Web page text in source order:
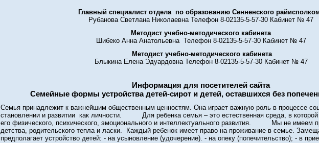
Главный специалист отдела по образованию Сенненского
Рубанова Светлана Николаевна Телефон 8-02135-5-57-30 Кабинет № 47
Методист учебно-методического кабинета
Шибеко Анна Анатольевна Телефон 8-02135-5-57-30 Кабинет № 47
Методист учебно-методического кабинета
Блыкина Елена Эдуардовна Телефон 8-02135-5-57-30 Кабинет № 47
Информация для посетителей сайта
Семейные формы устройства детей-сирот и детей, оставшихся без
Семья принадлежит к важнейшим общественным ценностям. Она играет важную роль в процессе
становлении и развитии как личности. Для ребенка семья – это естественная среда, в
его физического, психического, эмоционального и интеллектуального развития. Мы не имеем
детства, родительского тепла и ласки. Каждый ребенок имеет право на проживание в семье.
предполагает устройство детей: - на усыновление (удочерение). - на опеку (попечительство); - в